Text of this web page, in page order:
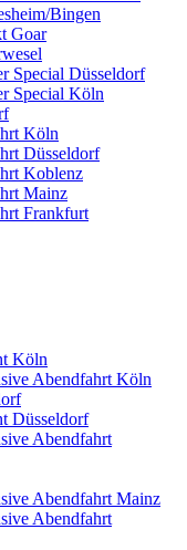
Bingen
Goar
Special Düsseldorf
Special Köln
Köln
Düsseldorf
Koblenz
Mainz
Frankfurt
Köln
Abendfahrt Köln
Düsseldorf
Abendfahrt
Abendfahrt Mainz
Abendfahrt